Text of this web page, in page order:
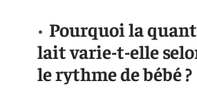
Pourquoi la
lait varie-t-elle
le rythme de bébé ?